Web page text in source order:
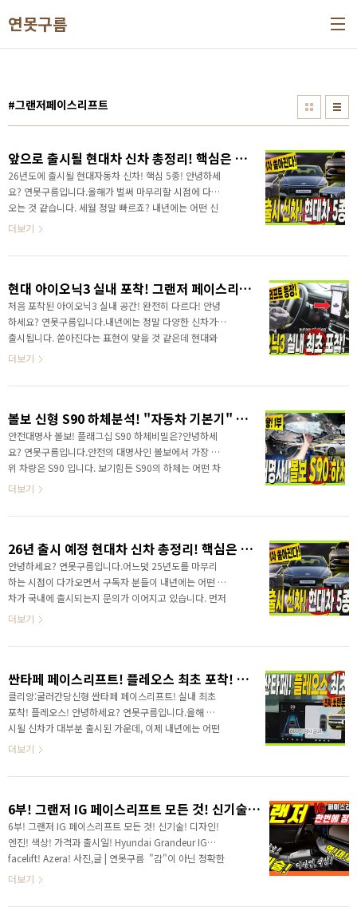
연못구름
#그랜저페이스리프트
앞으로 출시될 현대차 신차 총정리! 핵심은 플레오스 하이브리드 #그랜저페이스리프트 #아반떼 #아이오닉3 #스타리아 #투싼
26년도에 출시될 현대자동차 신차! 핵심 5종! 안녕하세
요? 연못구름입니다.올해가 벌써 마무리할 시점에 다가
오는 것 같습니다. 세월 정말 빠르죠? 내년에는 어떤 신
차가 국내에 출시될까요? 올해와 다르게 내년에는 신차
신차를 한번에 알려드립니다. 앞으로 출시될 현대차 신
리프트 #아반떼 #아이오닉3 #스타리아 #투싼
&nbsp;&nbsp;"> 새로운 차량을 만난다는 것을 소비
자 입장에서 언제나 반가운 일이죠^^ 영상으로 26년도
에 출시될 현대차 소식을 확인해 보세요! 앞으로 출시될
랜저페이스리프트 #아반떼 #아이오닉3 #스타리아 #투
싼..
더보기
현대 아이오닉3 실내 포착! 그랜저 페이스리프트 유출? 아이오닉5와 완전히 다르다!
처음 포착된 아이오닉3 실내 공간! 완전히 다르다! 안녕
하세요? 연못구름입니다.내년에는 정말 다양한 신차가
출시됩니다. 쏟아진다는 표현이 맞을 것 같은데 현대와
기아 그리고 KGM 르노 GM까지 다양한 신차가 출시될
리즈중에서 가장 작은 사이즈의 전기차 아이오닉3를 출
오닉3는 어쩌면 지금 구입하기에 가장 최적인 전기차라
고 생각하는데..아직까지 전기차를 메인 차량으로 이용하
기에는 조금 꺼림직한 면이 있죠? 그렇다고 신차를 구입
하는데 전기차를 빼고 구입하자니 이것도 좀 그런데요.
고, 낮은 충전 비용은 내연기관 대비 3분의 1 수준이라서
전기차를 이용해..
더보기
볼보 신형 S90 하체분석! "자동차 기본기" 가 왜 중요한지 눈으로 확인하세요! #XC90 #genesis #VOLVO #더블위시본 #맥퍼슨스트럿 #하이브리드 #더모스트
안전대명사 볼보! 플래그십 S90 하체비밀은?안녕하세
요? 연못구름입니다.안전의 대명사인 볼보에서 가장 상
위 차량은 S90 입니다. 보기힘든 S90의 하체는 어떤 차
이점 있는지 하체전문가 더모스트 고민수 반장님을 통
차 기본기" 가 왜 중요한지 눈으로 확인하세
을 알 수 있습니다. 볼보 신형 S90 하체분석! 1부 "자동
차 기본기" 가 왜 중요한지 눈으로 확인하세
요!&nbsp;&nbsp;"> 영상으로 볼보 S90 하체를 만나
보세요! 1부를 먼저 보시고 하단 2부를 이어서 보세요!
를 알려드립니다 &..
더보기
26년 출시 예정 현대차 신차 총정리! 핵심은 하이브리드 그리고 플레오스
안녕하세요? 연못구름입니다.어느덧 25년도를 마무리
하는 시점이 다가오면서 구독자 분들이 내년에는 어떤 신
차가 국내에 출시되는지 문의가 이어지고 있습니다. 먼저
올해 제조사별 판매 실적 잠시 볼게요! Car Industry
은 1위 토요타 2위 폭스바겐 3위 포드 그리고 4위에
습니다.그래서 순위에서 처음으로 BYD가 현대차를 앞섰
다는 내용인데요. 중국차의 저력이 이제 TOP5위 도달했
다는 점이 무섭게 다가오네요!하지만 현대차그룹은 현대
차와 기아 제네시스를 포함해야하기 때문에 합치면 약
이 없을 것 같습니다 .다만 해당 자료에서 12위에..
더보기
싼타페 페이스리프트! 플레오스 최초 포착! 진짜 쏘렌토 넘어서겠네! 기존 차주 불만 모두 개선!
클리앙:굴러간당신형 싼타페 페이스리프트! 실내 최초
포착! 플레오스! 안녕하세요? 연못구름입니다.올해 출
시될 신차가 대부분 출시된 가운데, 이제 내년에는 어떤
신차가 나올지 궁금하시죠?그랜저, 싼타페, 아반떼가 출
더 주목해야 합니다. 신형 싼타페 페이스리프트! 플레오
새로운 차량이 나올때마다 플랫폼이 더 중요하다고 알
려드렸고, 3세대 내연기관 플랫폼, EGMP 전기차 플랫
폼 그리고 내년에는 OS 플랫폼이 플래오스가 탑재되기
시작합니다.플래오스는 기존 인포테인먼트가 사실상 내
스 는 쉽게 말하면 여러분의 스마트폰을 차량 인포테인..
더보기
6부! 그랜저 IG 페이스리프트 모든 것! 신기술! 디자인! 엔진! 색상! 가격과 출시일! Hyundai Grandeur IG facelift! Azera! Korean Cars
6부! 그랜저 IG 페이스리프트 모든 것! 신기술! 디자인!
엔진! 색상! 가격과 출시일! Hyundai Grandeur IG
facelift! Azera! 사진,글 | 연못구름 ​ "감"이 아닌 정확한
수치 자료를 통해서 비교 분석 자료를 제시하는 연못구름
리프트가 정식 티저와 이미지가 공개되었습니다. 지금까
더보기